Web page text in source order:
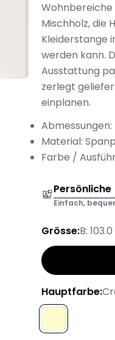
Wohnbereiche
Mischholz, die
Kleiderstange
werden kann.
Ausstattung
zerlegt
einplanen.
Abmessungen:
Material:
Farbe /
Einfach,
Grösse:B:
Hauptfarbe: